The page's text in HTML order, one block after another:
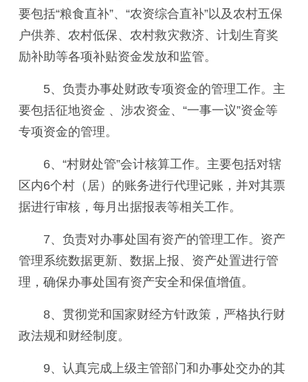
要包括“粮食直补”、“农资综合直补”以及农村五保
户供养、农村低保、农村救灾救济、计划生育奖
励补助等各项补贴资金发放和监管。
5、 负责办事处财政专项资金的管理工作。主
要包括征地资金 、涉农资金、“一事一议”资金等
专项资金的管理。
6、 “村财处管”会计核算工作。主要包括对辖
区内6个村（居）的账务进行代理记账，并对其票
据进行审核，每月出据报表等相关工作。
7、 负责对办事处国有资产的管理工作。资产
管理系统数据更新、 数据上报、资产处置进行管
理，确保办事处国有资产安全和保值增值。
8、 贯彻党和国家财经方针政策，严格执行财
政法规和财经制度。
9、 认真完成上级主管部门和办事处交办的其